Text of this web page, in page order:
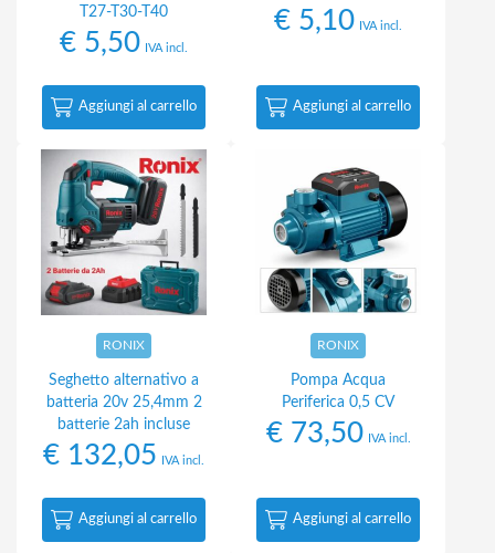
T27-T30-T40
€ 5,50 IVA incl.
Aggiungi al carrello
€ 5,10 IVA incl.
Aggiungi al carrello
RONIX
Seghetto alternativo a
batteria 20v 25,4mm 2
batterie 2ah incluse
€ 132,05 IVA incl.
Aggiungi al carrello
RONIX
Pompa Acqua
Periferica 0,5 CV
€73,50 IVA incl.
Aggiungi al carrello